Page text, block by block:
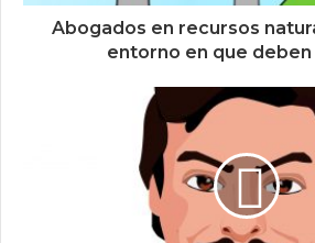
Abogados en recursos
entorno en que